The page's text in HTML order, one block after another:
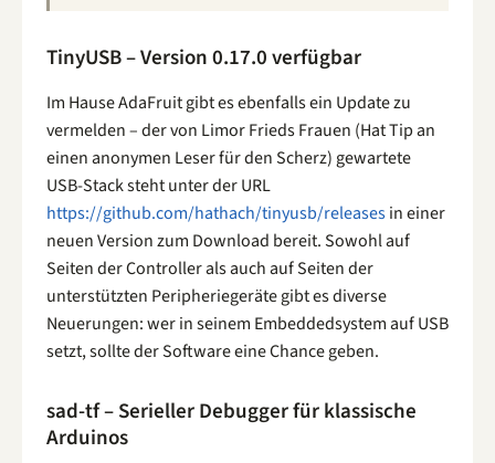
TinyUSB – Version 0.17.0 verfügbar
Im Hause AdaFruit gibt es ebenfalls ein Update zu
vermelden – der von Limor Frieds Frauen (Hat Tip an
einen anonymen Leser für den Scherz) gewartete
USB-Stack steht unter der URL
https://github.com/hathach/tinyusb/releasesin einer
neuen Version zum Download bereit. Sowohl auf
Seiten der Controller als auch auf Seiten der
unterstützten Peripheriegeräte gibt es diverse
Neuerungen: wer in seinem Embeddedsystem auf USB
setzt, sollte der Software eine Chance geben.
sad-tf – Serieller Debugger für klassische
Arduinos